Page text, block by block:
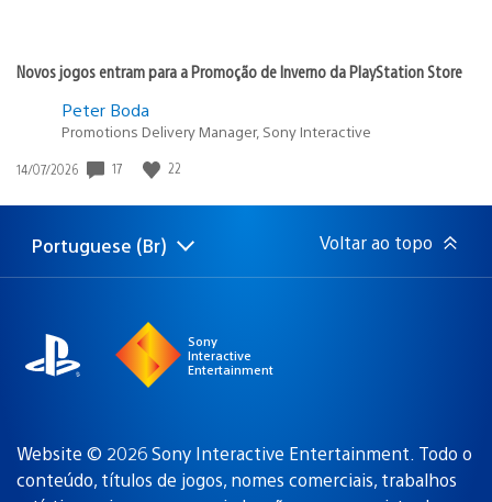
Novos jogos entram para a Promoção de Inverno da PlayStation Store
Peter Boda
Promotions Delivery Manager, Sony Interactive
Data
publicação:
14/07/2026 17 22
Selecione
Região
Portuguese (Br) Voltar ao topo
Sony
Interactive
Entertainment
Website © 2026 Sony Interactive Entertainment. Todo o
conteúdo, títulos de jogos, nomes comerciais, trabalhos